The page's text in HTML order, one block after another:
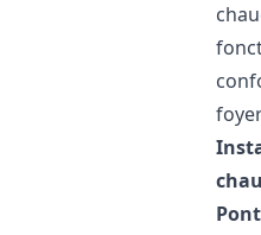
Pont